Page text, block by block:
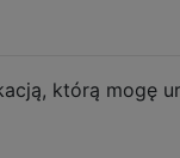
którą mogę